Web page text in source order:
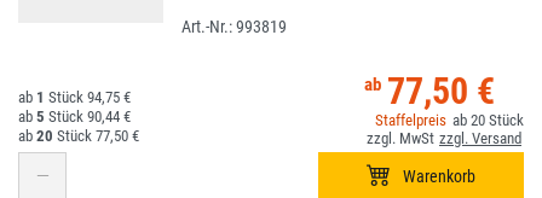
993819
77,50 €
20
1
94,75 €
5
90,44 €
20
77,50 €